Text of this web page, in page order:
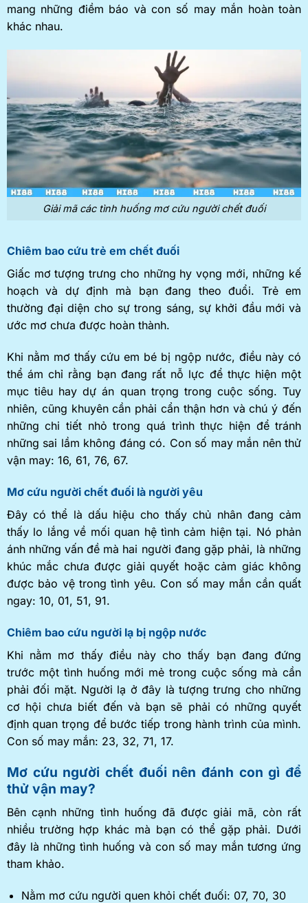
mang những điềm báo và con số may mắn hoàn toàn
khác nhau.
Giải mã các tình huống mơ cứu người chết đuối
Chiêm bao cứu trẻ em chết đuối
Giấc mơ tượng trưng cho những hy vọng mới, những kế
hoạch và dự định mà bạn đang theo đuổi. Trẻ em
thường đại diện cho sự trong sáng, sự khởi đầu mới và
ước mơ chưa được hoàn thành.
Khi nằm mơ thấy cứu em bé bị ngộp nước, điều này có
thể ám chỉ rằng bạn đang rất nỗ lực để thực hiện một
mục tiêu hay dự án quan trọng trong cuộc sống. Tuy
nhiên, cũng khuyên cần phải cẩn thận hơn và chú ý đến
những chi tiết nhỏ trong quá trình thực hiện để tránh
những sai lầm không đáng có. Con số may mắn nên thử
vận may: 16, 61, 76, 67.
Mơ cứu người chết đuối là người yêu
Đây có thể là dấu hiệu cho thấy chủ nhân đang cảm
thấy lo lắng về mối quan hệ tình cảm hiện tại. Nó phản
ánh những vấn đề mà hai người đang gặp phải, là những
khúc mắc chưa được giải quyết hoặc cảm giác không
được bảo vệ trong tình yêu. Con số may mắn cần quất
ngay: 10, 01, 51, 91.
Chiêm bao cứu người lạ bị ngộp nước
Khi nằm mơ thấy điều này cho thấy bạn đang đứng
trước một tình huống mới mẻ trong cuộc sống mà cần
phải đối mặt. Người lạ ở đây là tượng trưng cho những
cơ hội chưa biết đến và bạn sẽ phải có những quyết
định quan trọng để bước tiếp trong hành trình của mình.
Con số may mắn: 23, 32, 71, 17.
Mơ cứu người chết đuối nên đánh con gì để
thử vận may?
Bên cạnh những tình huống đã được giải mã, còn rất
nhiều trường hợp khác mà bạn có thể gặp phải. Dưới
đây là những tình huống và con số may mắn tương ứng
tham khảo.
Nằm mơ cứu người quen khỏi chết đuối: 07, 70, 30